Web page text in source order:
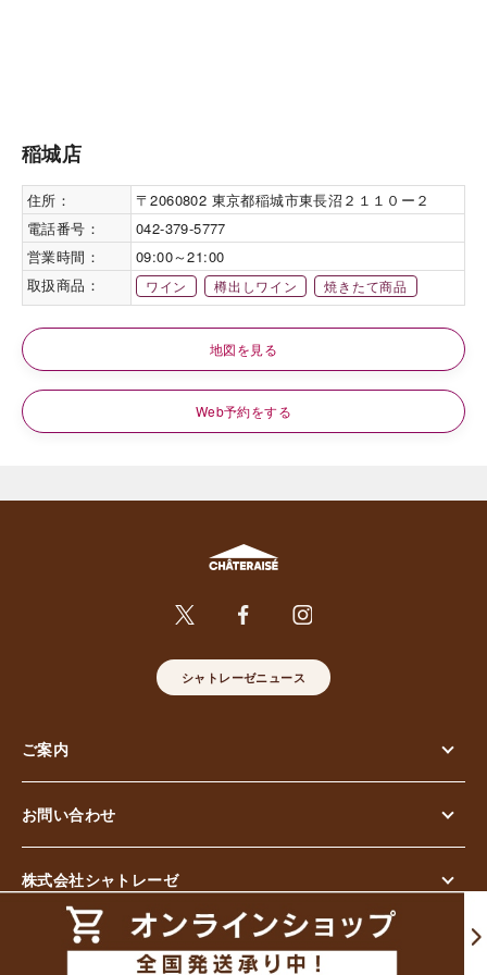
稲城店
住所：
〒2060802 東京都稲城市東長沼２１１０ー２
電話番号：
042-379-5777
営業時間：
09:00～21:00
取扱商品：
ワイン 樽出しワイン 焼きたて商品
地図を見る
Web予約をする
シャトレーゼニュース
ご案内
お問い合わせ
株式会社シャトレーゼ
© Chateraise Co.,Ltd. All Rights Reserved.